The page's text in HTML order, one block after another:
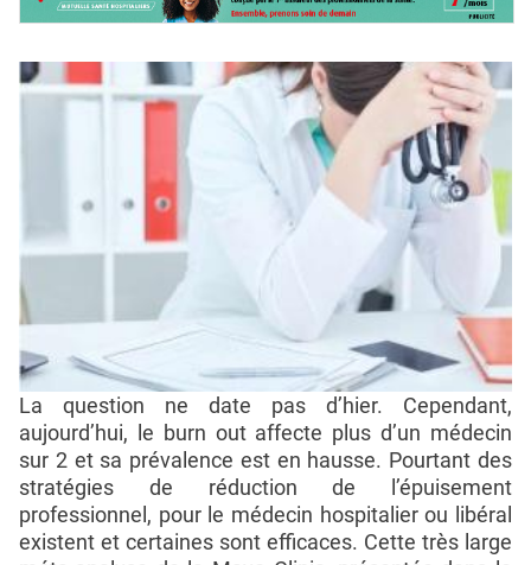
La question ne date pas d’hier. Cependant,
aujourd’hui, le burn out affecte plus d’un médecin
sur 2 et sa prévalence est en hausse. Pourtant des
stratégies de réduction de l’épuisement
professionnel, pour le médecin hospitalier ou libéral
existent et certaines sont efficaces. Cette très large